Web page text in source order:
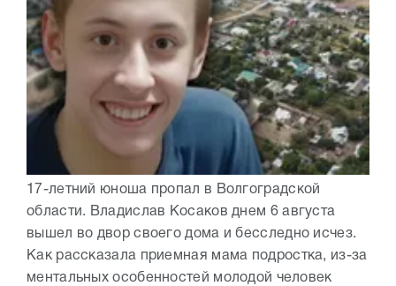
17-летний юноша пропал в Волгоградской
области. Владислав Косаков днем 6 августа
вышел во двор своего дома и бесследно исчез.
Как рассказала приемная мама подростка, из-за
ментальных особенностей молодой человек